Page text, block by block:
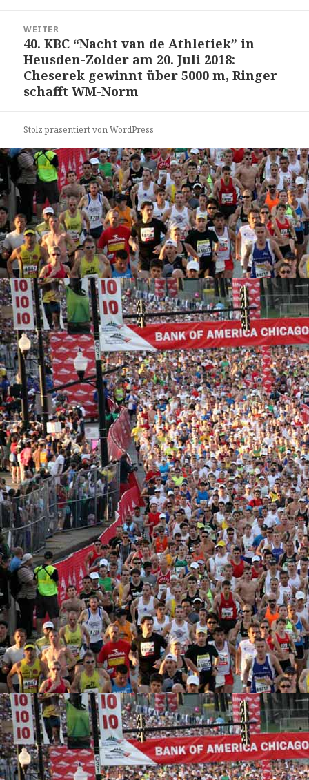
WEITER
Nächster
Beitrag:
40. KBC “Nacht van de Athletiek” in
Heusden-Zolder am 20. Juli 2018:
Cheserek gewinnt über 5000 m, Ringer
schafft WM-Norm
Stolz präsentiert von WordPress